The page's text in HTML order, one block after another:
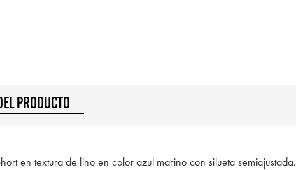
PRODUCTO
en textura de lino en color azul marino con silueta